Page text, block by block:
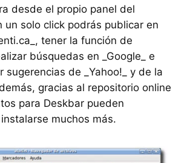
desde el propio panel del
un solo click podrás publicar en
tener la función de
búsquedas en _Google_ e
sugerencias de _Yahoo!_ y de la
gracias al repositorio online
para Deskbar pueden
muchos más.